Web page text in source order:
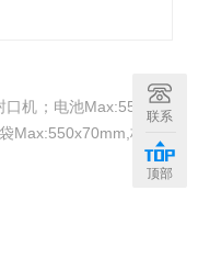
口机；电池Max:550x2
Max:550x70mm,标配
池真空静置、真空预封
可微正压洗气；封口压
（可调）；真空度好
联系
顶部